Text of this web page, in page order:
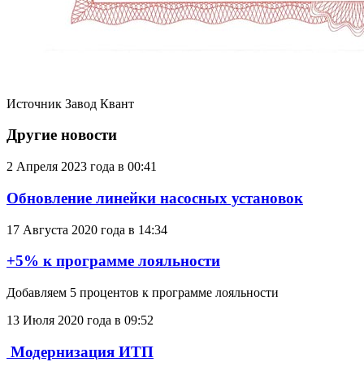
Источник Завод Квант
Другие новости
2 Апреля 2023 года в 00:41
Обновление линейки насосных установок
17 Августа 2020 года в 14:34
+5% к программе лояльности
Добавляем 5 процентов к программе лояльности
13 Июля 2020 года в 09:52
​ Модернизация ИТП